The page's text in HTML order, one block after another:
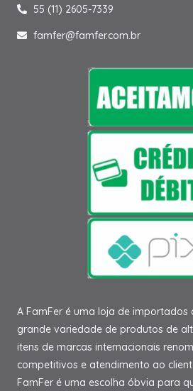
55 (11) 2605-7339
famfer@famfer.com.br
A FamFer é uma loja de importados
grande variedade de produtos de
itens de marcas internacionais
competitivos e atendimento ao
FamFer é uma escolha óbvia para